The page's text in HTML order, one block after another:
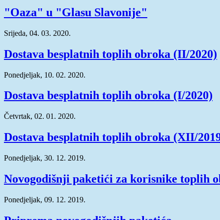
"Oaza" u "Glasu Slavonije"
Srijeda, 04. 03. 2020.
Dostava besplatnih toplih obroka (II/2020)
Ponedjeljak, 10. 02. 2020.
Dostava besplatnih toplih obroka (I/2020)
Četvrtak, 02. 01. 2020.
Dostava besplatnih toplih obroka (XII/
Ponedjeljak, 30. 12. 2019.
Novogodišnji paketići za korisnike toplih
Ponedjeljak, 09. 12. 2019.